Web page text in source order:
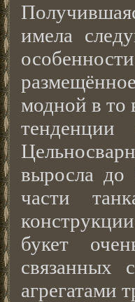
имела
модной в то
тенденции
выросла
части
букет
связанных
агрегатами